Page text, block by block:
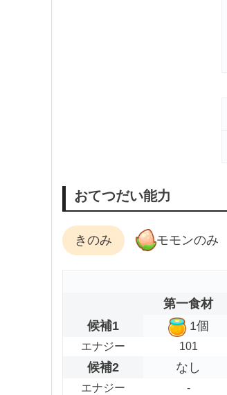
おてつだい能力
きのみ モモンのみ
第一食材
候補1
1個
エナジー 101
候補2 なし
エナジー -